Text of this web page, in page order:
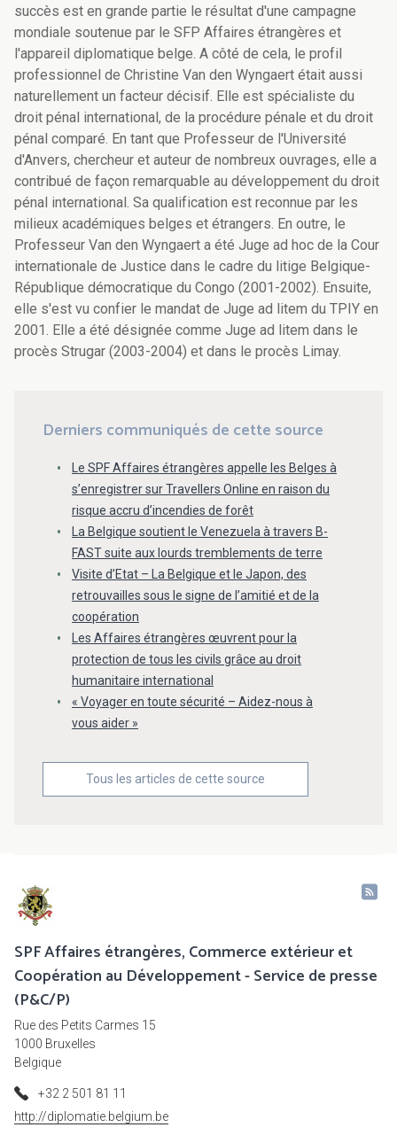
succès est en grande partie le résultat d'une campagne
mondiale soutenue par le SFP Affaires étrangères et
l'appareil diplomatique belge. A côté de cela, le profil
professionnel de Christine Van den Wyngaert était aussi
naturellement un facteur décisif. Elle est spécialiste du
droit pénal international, de la procédure pénale et du droit
pénal comparé. En tant que Professeur de l'Université
d'Anvers, chercheur et auteur de nombreux ouvrages, elle a
contribué de façon remarquable au développement du droit
pénal international. Sa qualification est reconnue par les
milieux académiques belges et étrangers. En outre, le
Professeur Van den Wyngaert a été Juge ad hoc de la Cour
internationale de Justice dans le cadre du litige Belgique-
République démocratique du Congo (2001-2002). Ensuite,
elle s'est vu confier le mandat de Juge ad litem du TPIY en
2001. Elle a été désignée comme Juge ad litem dans le
procès Strugar (2003-2004) et dans le procès Limay.
Derniers communiqués de cette source
Le SPF Affaires étrangères appelle les Belges à
s’enregistrer sur Travellers Online en raison du
risque accru d’incendies de forêt
La Belgique soutient le Venezuela à travers B-
FAST suite aux lourds tremblements de terre
Visite d’Etat – La Belgique et le Japon, des
retrouvailles sous le signe de l’amitié et de la
coopération
Les Affaires étrangères œuvrent pour la
protection de tous les civils grâce au droit
humanitaire international
« Voyager en toute sécurité – Aidez-nous à
vous aider »
Tous les articles de cette source
SPF Affaires étrangères, Commerce extérieur et
Coopération au Développement - Service de presse
(P&C/P)
Rue des Petits Carmes 15
1000 Bruxelles
Belgique
+32 2 501 81 11
http://diplomatie.belgium.be